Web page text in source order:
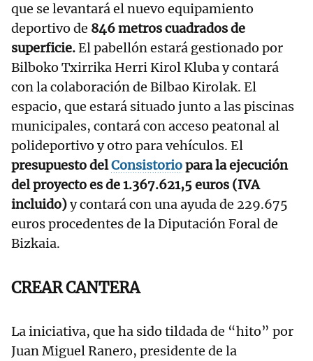
que se levantará el nuevo equipamiento
deportivo de 846 metros cuadrados de
superficie.El pabellón estará gestionado por
Bilboko Txirrika Herri Kirol Kluba y contará
con la colaboración de Bilbao Kirolak. El
espacio, que estará situado junto a las piscinas
municipales, contará con acceso peatonal al
polideportivo y otro para vehículos. El
presupuesto delConsistoriopara la ejecución
del proyecto es de 1.367.621,5 euros (IVA
incluido)y contará con una ayuda de 229.675
euros procedentes de la Diputación Foral de
Bizkaia.
CREAR CANTERA
La iniciativa, que ha sido tildada de “hito” por
Juan Miguel Ranero, presidente de la